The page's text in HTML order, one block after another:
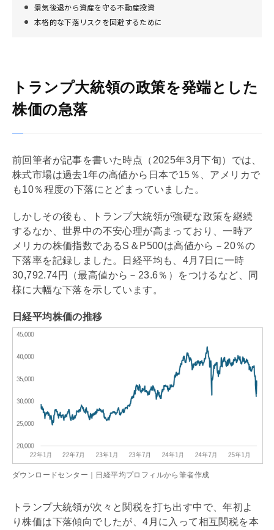
景気後退から資産を守る不動産投資
本格的な下落リスクを回避するために
トランプ大統領の政策を発端とした
株価の急落
前回筆者が記事を書いた時点（2025年3月下旬）では、
株式市場は過去1年の高値から日本で15％、アメリカで
も10％程度の下落にとどまっていました。
しかしその後も、トランプ大統領が強硬な政策を継続
するなか、世界中の不安心理が高まっており、一時ア
メリカの株価指数であるS＆P500は高値から－20％の
下落率を記録しました。日経平均も、4月7日に一時
30,792.74円（最高値から－23.6％）をつけるなど、同
様に大幅な下落を示しています。
日経平均株価の推移
ダウンロードセンター｜日経平均プロフィルから筆者作成
トランプ大統領が次々と関税を打ち出す中で、年初よ
り株価は下落傾向でしたが、4月に入って相互関税を本